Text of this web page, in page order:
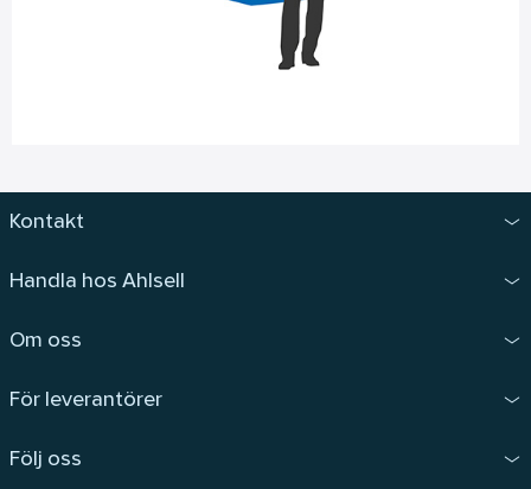
Kontakt
Handla hos Ahlsell
Om oss
För leverantörer
Följ oss